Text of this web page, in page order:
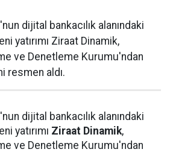
dijital bankacılık alanındaki
yatırımı Ziraat Dinamik,
ve Denetleme Kurumu'ndan
resmen aldı.
dijital bankacılık alanındaki
yatırımı Ziraat Dinamik,
ve Denetleme Kurumu'ndan